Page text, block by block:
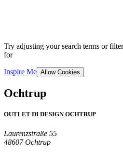
Try adjusting your search terms or
for
Inspire Me Allow Cookies
Ochtrup
OUTLET DI DESIGN OCHTRUP
Laurenzstraße 55
48607 Ochtrup